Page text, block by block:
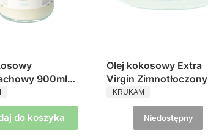
900ml
do koszyka
Olej kokosowy Extra
Virgin Zimnotłoczony
Krukam
PRODUCENT
KRUKAM
Niedostępny